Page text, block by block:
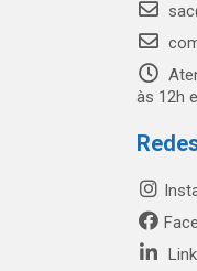
às 12h